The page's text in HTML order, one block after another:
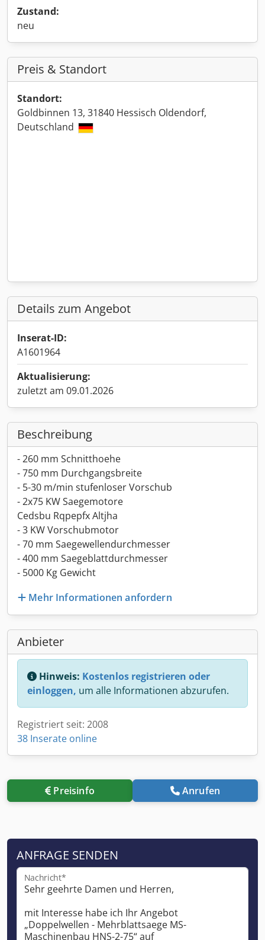
Zustand:
neu
Preis & Standort
Standort:
Goldbinnen 13, 31840 Hessisch Oldendorf,
Deutschland
Details zum Angebot
Inserat-ID:
A1601964
Aktualisierung:
zuletzt am 09.01.2026
Beschreibung
- 260 mm Schnitthoehe
- 750 mm Durchgangsbreite
- 5-30 m/min stufenloser Vorschub
- 2x75 KW Saegemotore
Cedsbu Rqpepfx Altjha
- 3 KW Vorschubmotor
- 70 mm Saegewellendurchmesser
- 400 mm Saegeblattdurchmesser
- 5000 Kg Gewicht
Mehr Informationen anfordern
Anbieter
Hinweis: Kostenlos registrieren oder
einloggen, um alle Informationen abzurufen.
Registriert seit: 2008
38 Inserate online
Preisinfo Anrufen
ANFRAGE SENDEN
Nachricht*